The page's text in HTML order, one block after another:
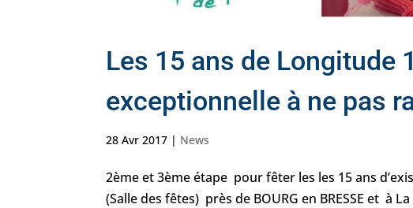
Les 15 ans de Longitude
exceptionnelle à ne pas
28 Avr 2017 | News
2ème et 3ème étape pour fêter les les 15 ans
(Salle des fêtes) près de BOURG en BRESSE et à